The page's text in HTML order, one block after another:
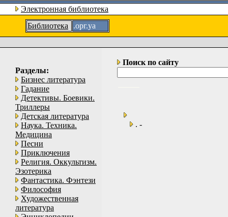
Электронная библиотека
Библиотека
.орг.уа
Разделы:
Бизнес литература
Гадание
Детективы. Боевики.
Триллеры
Детская литература
Наука. Техника.
Медицина
Песни
Приключения
Религия. Оккультизм.
Эзотерика
Фантастика. Фэнтези
Философия
Художественная
литература
Поиск по сайту
. -